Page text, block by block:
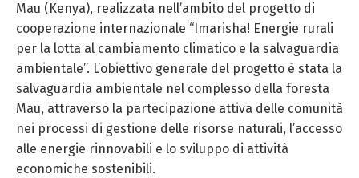
Mau (Kenya), realizzata nell’ambito del progetto di
cooperazione internazionale “Imarisha! Energie rurali
per la lotta al cambiamento climatico e la salvaguardia
ambientale”. L’obiettivo generale del progetto è stata la
salvaguardia ambientale nel complesso della foresta
Mau, attraverso la partecipazione attiva delle comunità
nei processi di gestione delle risorse naturali, l’accesso
alle energie rinnovabili e lo sviluppo di attività
economiche sostenibili.